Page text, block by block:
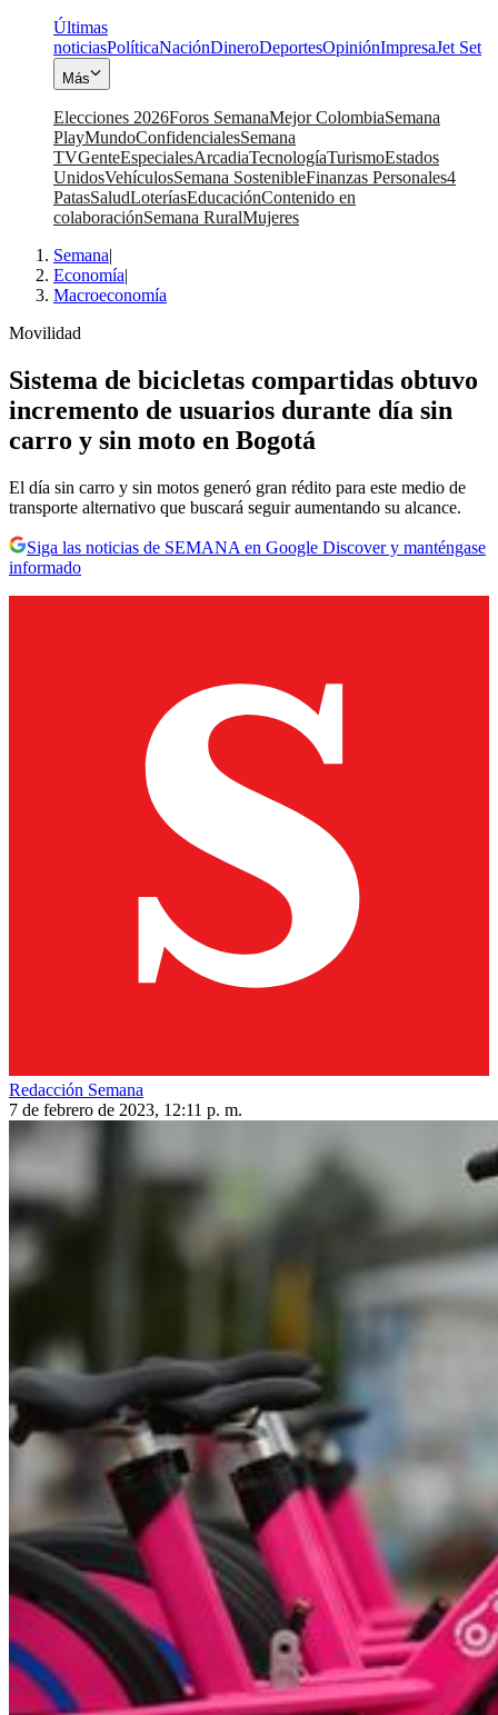
Últimas
noticiasPolíticaNaciónDineroDeportesOpiniónImpresaJet Set
Más
Elecciones 2026Foros SemanaMejor ColombiaSemana
PlayMundoConfidencialesSemana
TVGenteEspecialesArcadiaTecnologíaTurismoEstados
UnidosVehículosSemana SostenibleFinanzas Personales4
PatasSaludLoteríasEducaciónContenido en
colaboraciónSemana RuralMujeres
Semana|
Economía|
Macroeconomía
Movilidad
Sistema de bicicletas compartidas obtuvo
incremento de usuarios durante día sin
carro y sin moto en Bogotá
El día sin carro y sin motos generó gran rédito para este medio de
transporte alternativo que buscará seguir aumentando su alcance.
Siga las noticias de SEMANA en Google Discover y manténgase
informado
Redacción Semana
7 de febrero de 2023, 12:11 p. m.